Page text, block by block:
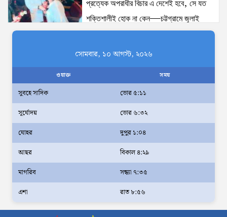
প্রত্যেক অপরাধীর বিচার এ দেশেই হবে, সে যত
শক্তিশালীই হোক না কেন—চট্টগ্রামে জুলাই
গণঅভ্যুত্থান দিবসে প্রতিমন্ত্রী ব্যারিস্টার মীর হেলাল
ঢাকাকে পরিবেশবান্ধব ও বাসযোগ্য করতে সরকারের
পাশাপাশি নাগরিকদের দায়িত্বশীল ভূমিকা পালন
করতে হবে: স্থানীয় সরকার প্রতিমন্ত্রী মীর শাহে আলম
সেবক: ভূমি প্রতিমন্ত্রী ব্যারিস্টার মীর হেলাল
অহেতুক প্রকল্প নয়, পাহাড়িদের জীবনমান উন্নয়নে
বাস্তবভিত্তিক কার্যকর উদ্যোগ নেয়ার আহ্বান
পার্বত্য প্রতিমন্ত্রীর
দক্ষিণখানে সেই নারী চিকিৎসককে খুনের মামলায়
গ্রেপ্তার তার স্বামী সোহেল রানার দুই দিনের রিমান্ড
আদালত
সোমবার, ১০ আগস্ট, ২০২৬
ওয়াক্ত সময়
সুবহে সাদিক
ভোর ৫:১১
সূর্যোদয়
ভোর ৬:৩২
যোহর
দুপুর ১:০৪
আছর
বিকাল ৪:২৯
মাগরিব
সন্ধ্যা ৭:৩৫
এশা
রাত ৮:৫৬